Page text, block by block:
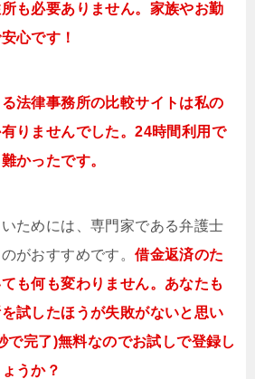
も必要ありません。家族やお勤
心です！
法律事務所の比較サイトは私の
りませんでした。24時間利用で
かったです。
ためには、専門家である弁護士
がおすすめです。借金返済のた
も何も変わりません。あなたも
試したほうが失敗がないと思い
で完了)無料なのでお試しで登録し
うか？